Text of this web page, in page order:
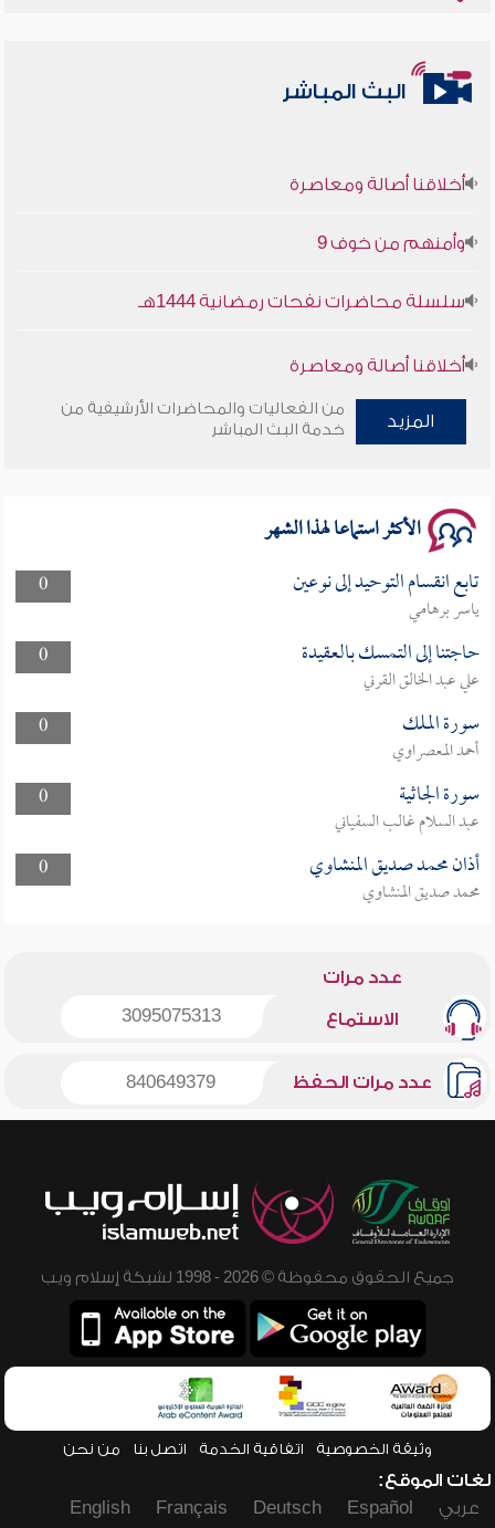
البث المباشر
أخلاقنا أصالة ومعاصرة
وأمنهم من خوف 9
سلسلة محاضرات نفحات رمضانية 1444هـ
أخلاقنا أصالة ومعاصرة
وأمنهم من خوف 9
المزيد
من الفعاليات والمحاضرات الأرشيفية من
خدمة البث المباشر
الأكثر استماعا لهذا الشهر
0 تابع انقسام التوحيد إلى نوعين
ياسر برهامي
0
حاجتنا إلى التمسك بالعقيدة
علي عبد الخالق القرني
0
سورة الملك
أحمد المعصراوي
0
سورة الجاثية
عبد السلام غالب السفياني
0
أذان محمد صديق المنشاوي
محمد صديق المنشاوي
عدد مرات
الاستماع 3095075313
عدد مرات الحفظ 840649379
جميع الحقوق محفوظة © 2026 - 1998 لشبكة إسلام ويب
وثيقة الخصوصية اتفاقية الخدمة اتصل بنا من نحن
لغات الموقع:
عربي
Español
Deutsch
Français
English